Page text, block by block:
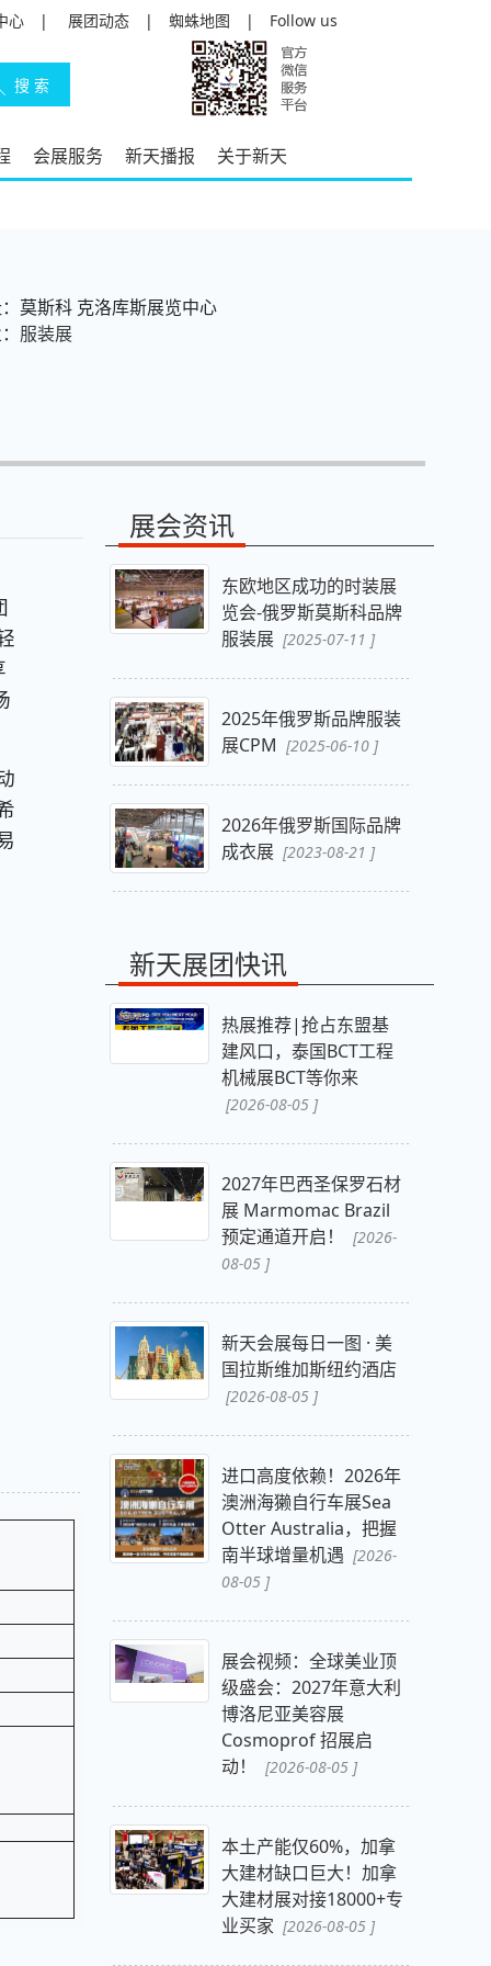
心 | 展团动态 | 蜘蛛地图 | Follow us
会展服务 新天播报 关于新天
莫斯科 克洛库斯展览中心
服装展
展会资讯
东欧地区成功的时装展
览会-俄罗斯莫斯科品牌
服装展 [2025-07-11 ]
2025年俄罗斯品牌服装
展CPM [2025-06-10 ]
2026年俄罗斯国际品牌
成衣展 [2023-08-21 ]
新天展团快讯
热展推荐|抢占东盟基
建风口，泰国BCT工程
机械展BCT等你来
[2026-08-05 ]
2027年巴西圣保罗石材
展 Marmomac Brazil
预定通道开启！
[2026-
08-05 ]
新天会展每日一图 · 美
国拉斯维加斯纽约酒店
[2026-08-05 ]
进口高度依赖！2026年
澳洲海獭自行车展Sea
Otter Australia，把握
南半球增量机遇 [2026-
08-05 ]
展会视频：全球美业顶
级盛会：2027年意大利
博洛尼亚美容展
Cosmoprof 招展启
动！
[2026-08-05 ]
本土产能仅60%，加拿
大建材缺口巨大！加拿
大建材展对接18000+专
业买家 [2026-08-05 ]